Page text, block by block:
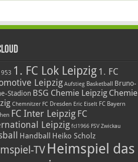
1. FC Lok Leipzig 1. FC
Leipzig Aufstieg Basketball
Bruno-
Stadion BSG Chemie Leipzig Chemie
Chemnitzer FC Dresden Eric Eiselt FC Bayern
FC Inter Leipzig FC
Leipzig fcl1966 FSV Zwickau
Handball Heiko Scholz
TV Heimspiel das